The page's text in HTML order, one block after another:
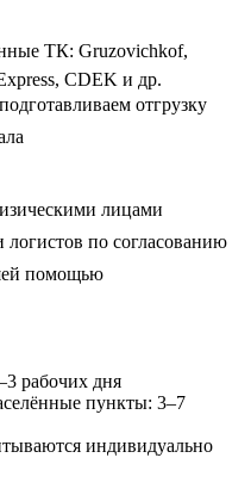
ТК: Gruzovichkof,
CDEK и др.
отгрузку
лицами
по согласованию
помощью
рабочих дня
пункты: 3–7
индивидуально